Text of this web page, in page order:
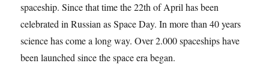
spaceship. Since that time the 22th of April has been
celebrated in Russian as Space Day. In more than 40 years
science has come a long way. Over 2.000 spaceships have
been launched since the space era began.